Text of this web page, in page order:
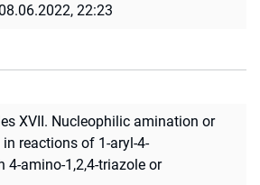
22:23
XVII. Nucleophilic amination or
reactions of 1-aryl-4-
4-amino-1,2,4-triazole or